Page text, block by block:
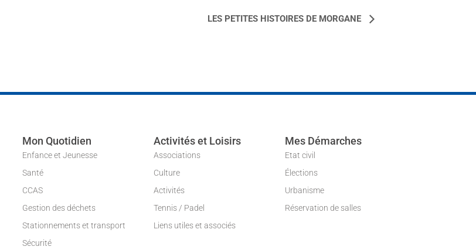
LES PETITES HISTOIRES DE MORGANE
Mon Quotidien
Enfance et Jeunesse
Santé
CCAS
Gestion des déchets
Stationnements et transport
Sécurité
Activités et Loisirs
Associations
Culture
Activités
Tennis / Padel
Liens utiles et associés
Mes Démarches
Etat civil
Élections
Urbanisme
Réservation de salles